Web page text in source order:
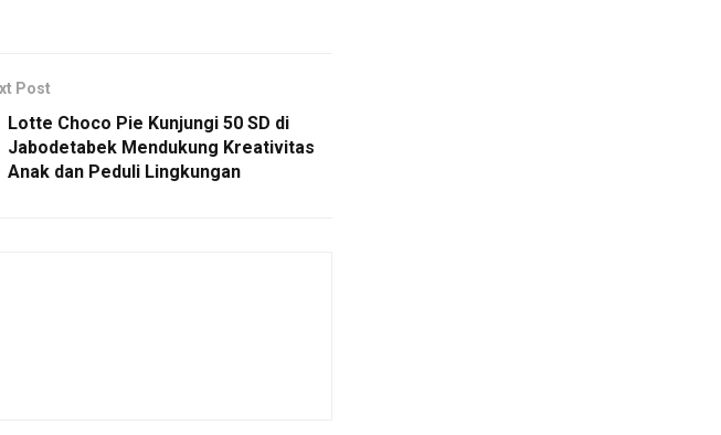
Post
Lotte Choco Pie Kunjungi 50 SD di
Jabodetabek Mendukung Kreativitas
Anak dan Peduli Lingkungan